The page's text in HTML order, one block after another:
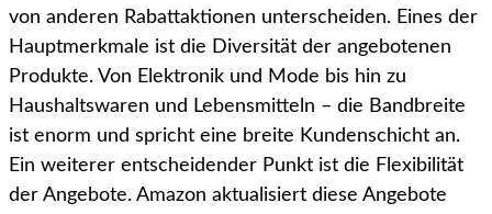
von anderen Rabattaktionen unterscheiden. Eines der
Hauptmerkmale ist die Diversität der angebotenen
Produkte. Von Elektronik und Mode bis hin zu
Haushaltswaren und Lebensmitteln – die Bandbreite
ist enorm und spricht eine breite Kundenschicht an.
Ein weiterer entscheidender Punkt ist die Flexibilität
der Angebote. Amazon aktualisiert diese Angebote